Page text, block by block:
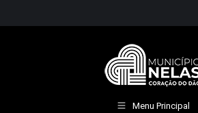
Menu Principal